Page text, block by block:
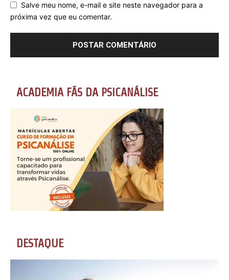
Salve meu nome, e-mail e site neste navegador para a
próxima vez que eu comentar.
ACADEMIA FÃS DA PSICANÁLISE
DESTAQUE